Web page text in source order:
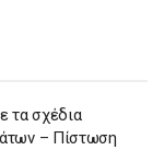
τα σχέδια
– Πίστωση